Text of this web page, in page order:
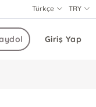
TRY
Türkçe
Giriş Yap